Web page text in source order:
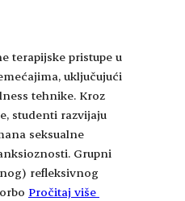
terapijske pristupe u
uključujući
tehnike. Kroz
studenti razvijaju
seksualne
Grupni
refleksivnog
Pročitaj više